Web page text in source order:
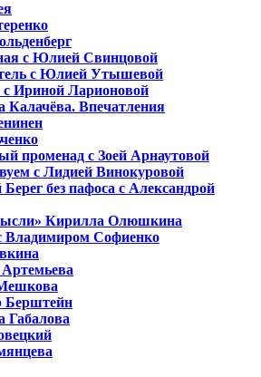
с Юлией Свинцовой
с Юлией Утышевой
Ириной Ларионовой
Калачёва. Впечатления
променад с Зоей Арнаутовой
с Лидией Винокуровой
без пафоса с Александрой
Кирилла Олюшкина
Владимиром Софиенко
Берштейн
Габалова